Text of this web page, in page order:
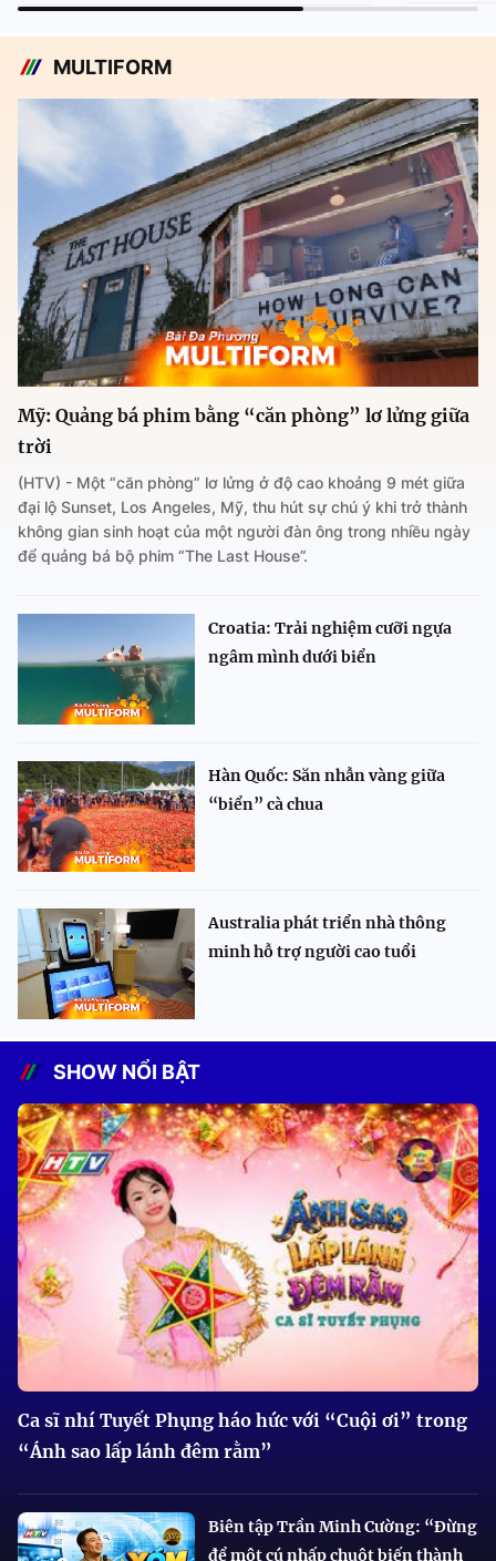
MULTIFORM
Mỹ: Quảng bá phim bằng “căn phòng” lơ lửng giữa
trời
(HTV) - Một “căn phòng” lơ lửng ở độ cao khoảng 9 mét giữa
đại lộ Sunset, Los Angeles, Mỹ, thu hút sự chú ý khi trở thành
không gian sinh hoạt của một người đàn ông trong nhiều ngày
để quảng bá bộ phim “The Last House”.
Croatia: Trải nghiệm cưỡi ngựa
ngâm mình dưới biển
Hàn Quốc: Săn nhẫn vàng giữa
“biển” cà chua
Australia phát triển nhà thông
minh hỗ trợ người cao tuổi
SHOW NỔI BẬT
Ca sĩ nhí Tuyết Phụng háo hức với “Cuội ơi” trong
“Ánh sao lấp lánh đêm rằm”
Biên tập Trần Minh Cường: “Đừng
để một cú nhấp chuột biến thành